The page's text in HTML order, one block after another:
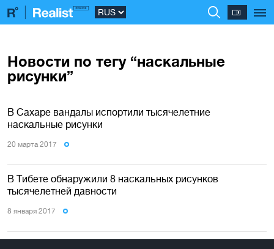
Новости по тегу “наскальные
рисунки”
В Сахаре вандалы испортили тысячелетние
наскальные рисунки
20 марта 2017
В Тибете обнаружили 8 наскальных рисунков
тысячелетней давности
8 января 2017